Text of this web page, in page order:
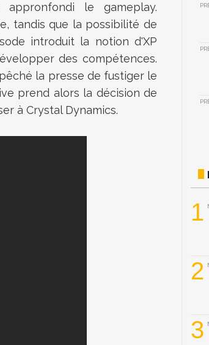
le gameplay.
tandis que la possibilité de
introduit la notion d'XP
des compétences.
la presse de fustiger le
prend alors la décision de
à Crystal Dynamics.
1
2
3